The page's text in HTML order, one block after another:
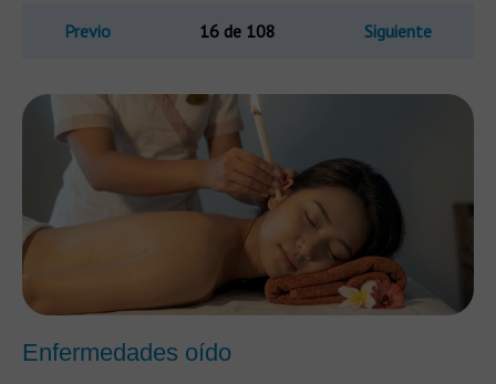
Previo 16 de 108 Siguiente
Enfermedades oído